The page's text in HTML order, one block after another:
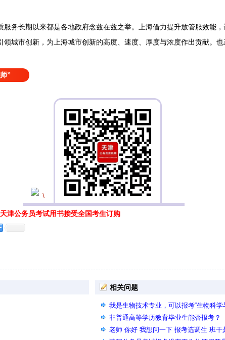
长期以来都是各地政府念兹在兹之举。上海借力提升放管服效能，
城市创新，为上海城市创新的高度、速度、厚度与浓度作出贡献。
”
津公务员考试用书接受全国考生订购
相关问题
我是生物技术专业，可以报考“生物科
吗？
非普通高等学历教育毕业生能否报考？
老师 你好 我想问一下 报考选调生 班干